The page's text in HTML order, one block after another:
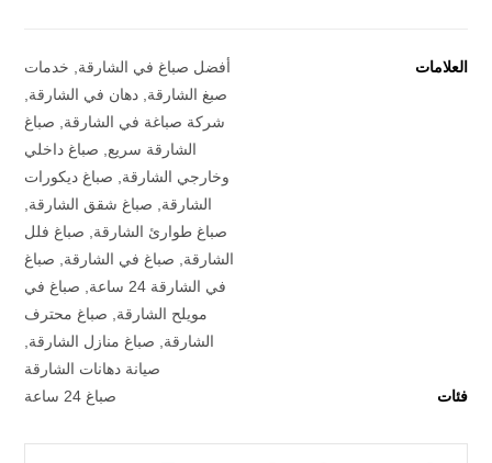
العلامات أفضل صباغ في الشارقة
خدمات
صبغ الشارقة دهان في الشارقة
شركة صباغة في الشارقة
صباغ
الشارقة سريع
صباغ داخلي
وخارجي الشارقة
صباغ ديكورات
الشارقة
صباغ شقق الشارقة
صباغ طوارئ الشارقة
صباغ فلل
الشارقة
صباغ في الشارقة
صباغ
في الشارقة 24 ساعة
صباغ في
مويلح الشارقة
صباغ محترف
الشارقة
صباغ منازل الشارقة
صيانة دهانات الشارقة
فئات
صباغ 24 ساعة